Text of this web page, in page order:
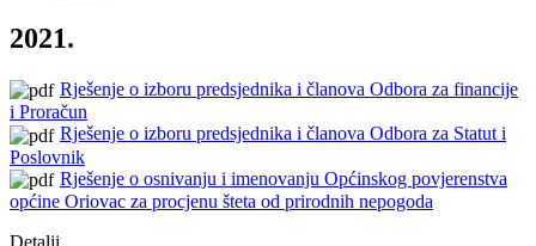
2021.
Rješenje o izboru predsjednika i članova Odbora za financije
i Proračun
Rješenje o izboru predsjednika i članova Odbora za Statut i
Poslovnik
Rješenje o osnivanju i imenovanju Općinskog povjerenstva
općine Oriovac za procjenu šteta od prirodnih nepogoda
Detalji